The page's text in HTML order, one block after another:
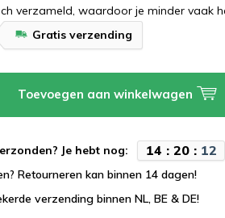
verzameld, waardoor je minder vaak
Gratis verzending
Toevoegen aan winkelwagen
Je hebt nog: 14 : 20: 11
Retourneren kan binnen 14 dagen!
verzending binnen NL, BE & DE!